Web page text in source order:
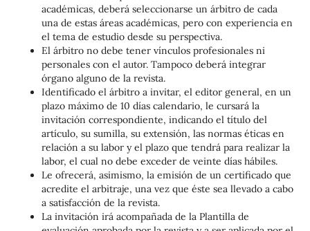
académicas, deberá seleccionarse un árbitro de cada
una de estas áreas académicas, pero con experiencia en
el tema de estudio desde su perspectiva.
El árbitro no debe tener vínculos profesionales ni
personales con el autor. Tampoco deberá integrar
órgano alguno de la revista.
Identificado el árbitro a invitar, el editor general, en un
plazo máximo de 10 días calendario, le cursará la
invitación correspondiente, indicando el título del
artículo, su sumilla, su extensión, las normas éticas en
relación a su labor y el plazo que tendrá para realizar la
labor, el cual no debe exceder de veinte días hábiles.
Le ofrecerá, asimismo, la emisión de un certificado que
acredite el arbitraje, una vez que éste sea llevado a cabo
a satisfacción de la revista.
La invitación irá acompañada de la Plantilla de